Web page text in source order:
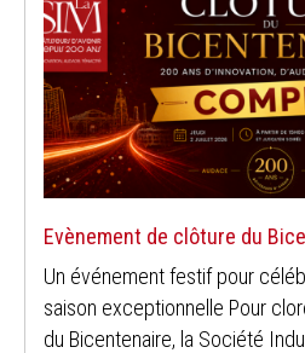
Evènement de clôture du
Un événement festif pour
saison exceptionnelle Pour
du Bicentenaire, la Société